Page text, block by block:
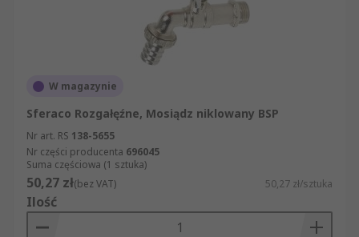
W magazynie
Sferaco Rozgałęźne, Mosiądz niklowany BSP
Nr art. RS 138-5655
Nr części producenta 696045
Suma częściowa (1 sztuka)
50,27 zł(bez VAT) 50,27 zł/sztuka
Ilość